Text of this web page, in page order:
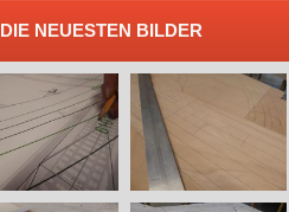
DIE NEUESTEN BILDER